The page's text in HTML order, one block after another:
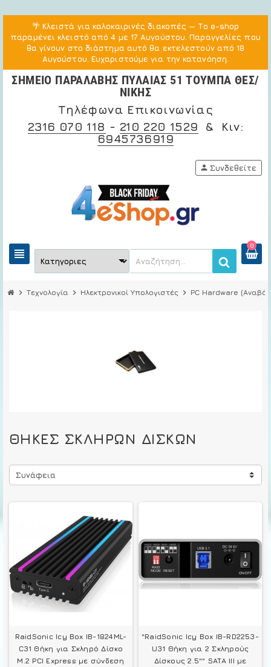
🌴 Κλειστά για καλοκαιρινές διακοπές — Το e-shop
παραμένει κλειστό από 4 με 17 Αυγούστου. Παραγγελίες που
θα γίνουν στο διάστημα αυτό θα εκτελεστούν από 18
Αυγούστου. Ευχαριστούμε για την κατανόηση.
ΣΗΜΕΙΟ ΠΑΡΑΛΑΒΗΣ ΠΥΛΑΙΑΣ 51 ΤΟΥΜΠΑ ΘΕΣ/
ΝΙΚΗΣ
Τηλέφωνα Επικοινωνίας
2316 070 118 - 210 220 1529 & Κιν:
6945736919
view_headline
0
person Συνδεθείτε
chevron_right Τεχνολογία chevron_right Ηλεκτρονικοί Υπολογιστές chevron_right PC Hardware
ΘΉΚΕΣ ΣΚΛΗΡΏΝ ΔΊΣΚΩΝ
Συνάφεια
RaidSonic Icy Box IB-1824ML-
C31 Θήκη για Σκληρό Δίσκο
M.2 PCI Express με σύνδεση
"RaidSonic Icy Box IB-RD2253-
U31 Θήκη για 2 Σκληρούς
Δίσκους 2.5"" SATA III με